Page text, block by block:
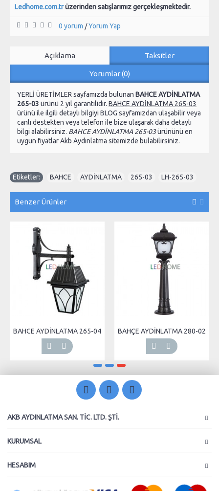
Ledhome.com.trüzerinden satışlarımız gerçekleşmektedir.
0 yorum /Yorum Yap
Açıklama Taksitler
Yorumlar (0)
YERLİ ÜRETİMLER sayfamızda bulunan BAHCE AYDİNLATMA
265-03 ürünü 2 yıl garantilidir. BAHCE AYDİNLATMA 265-03
ürünü ile ilgili detaylı bilgiyi BLOG sayfamızdan ulaşabilir veya
canlı destekten veya telefon ile bize ulaşarak daha detaylı
bilgi alabilirsiniz. BAHCE AYDİNLATMA 265-03ürününü en
uygun fiyatlar Akb Aydınlatma sitemizde bulabilirsiniz.
Etiketler: BAHCE AYDİNLATMA 265-03 LH-265-03
Benzer Ürünler
BAHCE AYDİNLATMA 265-04 BAHÇE AYDİNLATMA 280-02
AKB AYDINLATMA SAN. TIC. LTD. ŞTI.
KURUMSAL
HESABIM